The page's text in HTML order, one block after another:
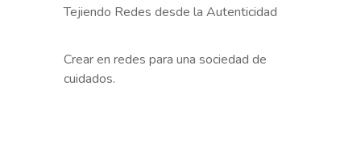
Tejiendo Redes desde la Autenticidad
Crear en redes para una sociedad de
cuidados.